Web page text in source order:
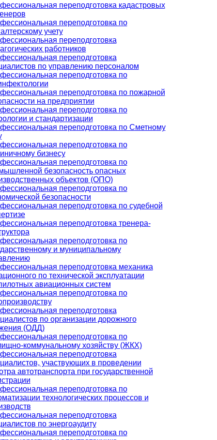
переподготовка кадастровых
переподготовка по
учету
переподготовка
работников
переподготовка
по управлению персоналом
переподготовка по
переподготовка по пожарной
на предприятии
переподготовка по
и стандартизации
переподготовка по Сметному
переподготовка по
бизнесу
переподготовка по
безопасность опасных
объектов (ОПО)
переподготовка по
безопасности
переподготовка по судебной
переподготовка тренера-
переподготовка по
и муниципальному
переподготовка механика
по технической эксплуатации
авиационных систем
переподготовка по
переподготовка
по организации дорожного
(ОДД)
переподготовка по
коммунальному хозяйству (ЖКХ)
переподготовка
участвующих в проведении
автотранспорта при государственной
переподготовка по
технологических процессов и
переподготовка
по энергоаудиту
переподготовка по